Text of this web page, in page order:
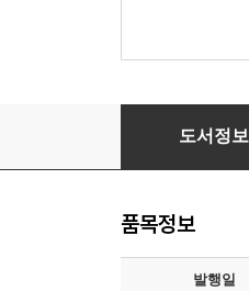
자존감 수업
도서정보
품목정보
발행일